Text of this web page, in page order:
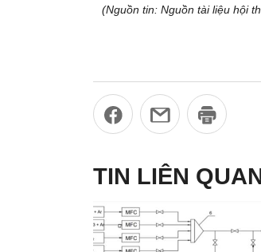
(Nguồn tin: Nguồn tài liệu hội
TIN LIÊN